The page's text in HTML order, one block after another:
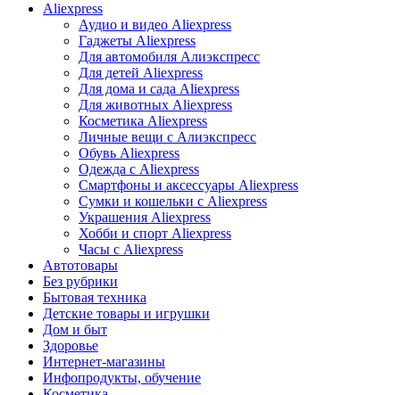
Aliexpress
Аудио и видео Aliexpress
Гаджеты Aliexpress
Для автомобиля Алиэкспресс
Для детей Aliexpress
Для дома и сада Aliexpress
Для животных Aliexpress
Косметика Aliexpress
Личные вещи с Алиэкспресс
Обувь Aliexpress
Одежда с Aliexpress
Смартфоны и аксессуары Aliexpress
Сумки и кошельки с Aliexpress
Украшения Aliexpress
Хобби и спорт Aliexpress
Часы с Aliexpress
Автотовары
Без рубрики
Бытовая техника
Детские товары и игрушки
Дом и быт
Здоровье
Интернет-магазины
Инфопродукты, обучение